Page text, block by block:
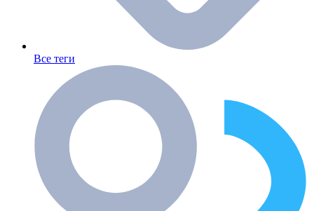
Все теги